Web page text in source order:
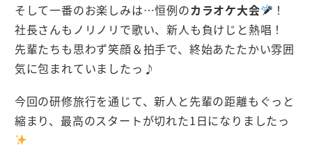
そして一番のお楽しみは…恒例のカラオケ大会
！
社長さんもノリノリで歌い、新人も負けじと熱唱！
先輩たちも思わず笑顔＆拍手で、終始あたたかい雰囲
気に包まれていましたっ♪
今回の研修旅行を通じて、新人と先輩の距離もぐっと
縮まり、最高のスタートが切れた1日になりましたっ